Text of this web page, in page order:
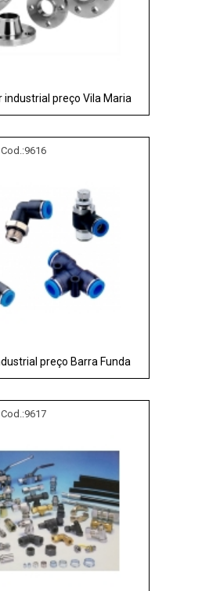
industrial preço Vila Maria
Cod.:9616
preço Barra Funda
Cod.:9617